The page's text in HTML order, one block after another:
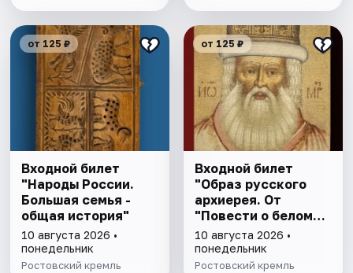
от 125 ₽
Входной билет
"Народы России.
Большая семья -
общая история"
10 августа 2026 •
понедельник
Ростовский кремль
от 125 ₽
Входной билет
"Образ русского
архиерея. От
"Повести о белом
клобуке" до
восстановления
патриаршества"
10 августа 2026 •
понедельник
Ростовский кремль